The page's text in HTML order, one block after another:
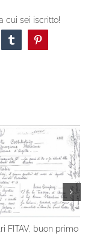
cui sei iscritto!
TumblrPinterest
FITAV, buon primo